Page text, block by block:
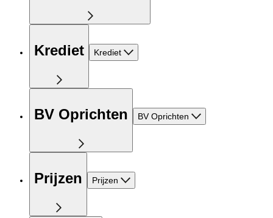
Krediet Krediet
BV Oprichten BV Oprichten
Prijzen Prijzen